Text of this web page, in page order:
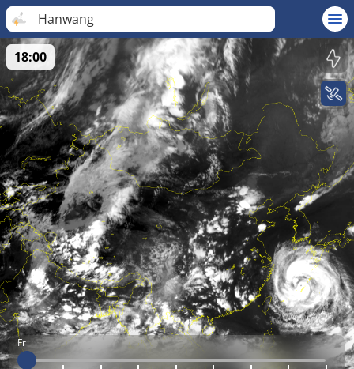
Hanwang
Fr
18:00